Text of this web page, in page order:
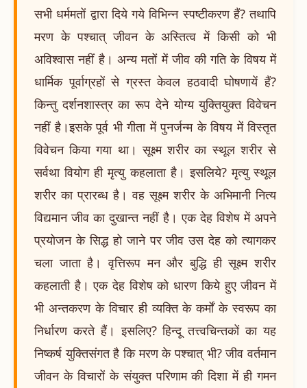
सभी धर्ममतों द्वारा दिये गये विभिन्न स्पष्टीकरण हैं? तथापि
मरण के पश्चात् जीवन के अस्तित्व में किसी को भी
अविश्वास नहीं है। अन्य मतों में जीव की गति के विषय में
धार्मिक पूर्वाग्रहों से ग्रस्त केवल हठवादी घोषणायें हैं?
किन्तु दर्शनशास्त्र का रूप देने योग्य युक्तियुक्त विवेचन
नहीं है।इसके पूर्व भी गीता में पुनर्जन्म के विषय में विस्तृत
विवेचन किया गया था। सूक्ष्म शरीर का स्थूल शरीर से
सर्वथा वियोग ही मृत्यु कहलाता है। इसलिये? मृत्यु स्थूल
शरीर का प्रारब्ध है। वह सूक्ष्म शरीर के अभिमानी नित्य
विद्यमान जीव का दुखान्त नहीं है। एक देह विशेष में अपने
प्रयोजन के सिद्ध हो जाने पर जीव उस देह को त्यागकर
चला जाता है। वृत्तिरूप मन और बुद्धि ही सूक्ष्म शरीर
कहलाती है। एक देह विशेष को धारण किये हुए जीवन में
भी अन्तकरण के विचार ही व्यक्ति के कर्मों के स्वरूप का
निर्धारण करते हैं। इसलिए? हिन्दू तत्त्वचिन्तकों का यह
निष्कर्ष युक्तिसंगत है कि मरण के पश्चात् भी? जीव वर्तमान
जीवन के विचारों के संयुक्त परिणाम की दिशा में ही गमन